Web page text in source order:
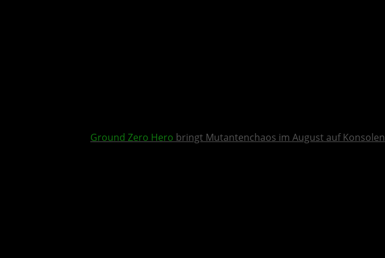
Ground Zero Hero bringt Mutantenchaos im August auf Konsolen